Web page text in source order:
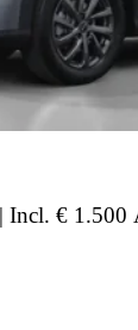
€ 1.500